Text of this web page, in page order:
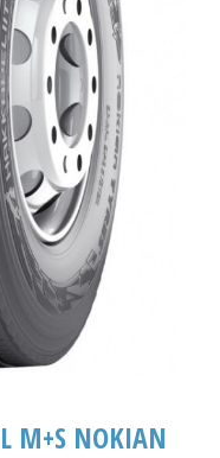
M+S NOKIAN